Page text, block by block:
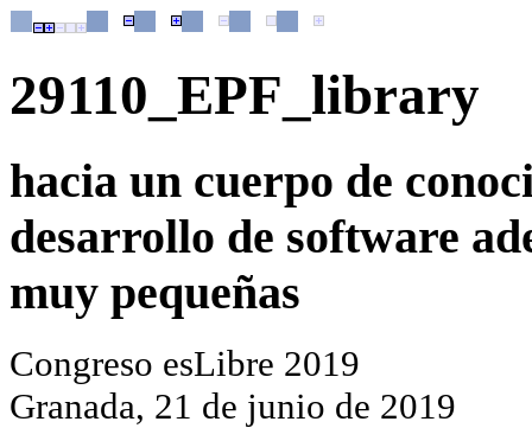
29110_EPF_library
hacia un cuerpo de
desarrollo de software
muy pequeñas
Congreso esLibre 2019
Granada, 21 de junio de 2019